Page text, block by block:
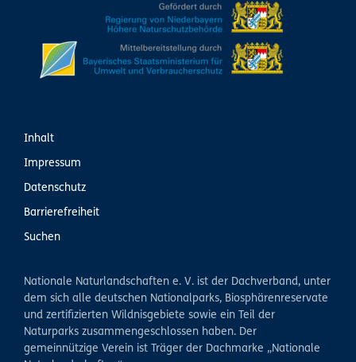
Inhalt
Impressum
Datenschutz
Barrierefreiheit
Suchen
Nationale Naturlandschaften e. V. ist der Dachverband, unter
dem sich alle deutschen Nationalparks, Biosphärenreservate
und zertifizierten Wildnisgebiete sowie ein Teil der
Naturparks zusammengeschlossen haben. Der
gemeinnützige Verein ist Träger der Dachmarke „Nationale